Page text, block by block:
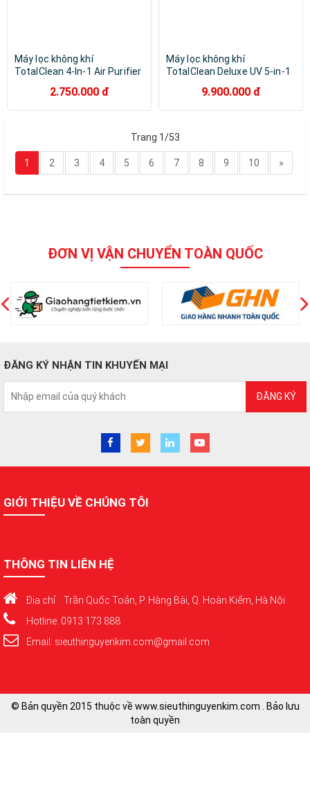
Máy lọc không khí
TotalClean 4-In-1 Air Purifier
nhập khẩu USA
2.750.000 đ
Máy lọc không khí
TotalClean Deluxe UV 5-in-1
T45 - Nhập khẩu USA
9.900.000 đ
Trang 1/53
1 2 3 4 5 6 7 8 9 10 »
ĐƠN VỊ VẬN CHUYỂN TOÀN QUỐC
ĐĂNG KÝ NHẬN TIN KHUYẾN MẠI
ĐĂNG KÝ
GIỚI THIỆU VỀ CHÚNG TÔI
THÔNG TIN LIÊN HỆ
Địa chỉ : Trần Quốc Toản, P. Hàng Bài, Q. Hoàn Kiếm, Hà Nội
Hotline: 0913 173 888
Email: sieuthinguyenkim.com@gmail.com
© Bản quyền 2015 thuộc về www.sieuthinguyenkim.com . Bảo lưu
toàn quyền